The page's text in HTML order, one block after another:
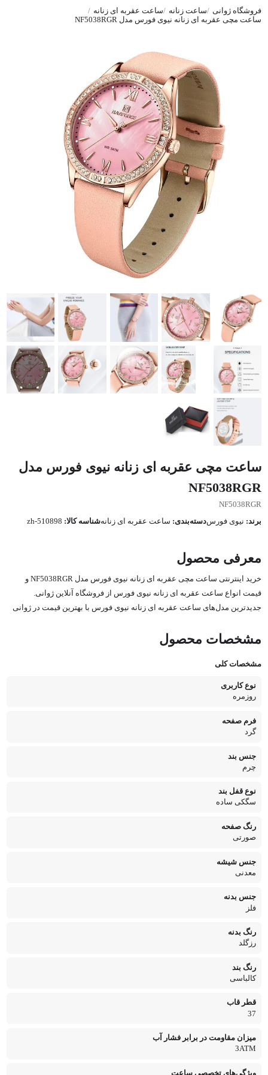
فروشگاه ژوانی ساعت زنانه
ساعت عقربه ای زنانه
ساعت مچی عقربه ای زنانه نیوی فورس مدل NF5038RGR
ساعت مچی عقربه ای زنانه نیوی فورس مدل
NF5038RGR
NF5038RGR
برند: نیوی فورسدسته‌بندی: ساعت عقربه ای زنانهشناسه کالا: zh-510898
معرفی محصول
خرید اینترنتی ساعت مچی عقربه ای زنانه نیوی فورس مدل NF5038RGR و
قیمت انواع ساعت عقربه ای زنانه نیوی فورس از فروشگاه آنلاین ژوانی.
جدیدترین مدل‌های ساعت عقربه ای زنانه نیوی فورس با بهترین قیمت در ژوانی
مشخصات محصول
مشخصات کلی
نوع کاربری
روزمره
فرم صفحه
گرد
جنس بند
چرم
نوع قفل بند
سگکی ساده
رنگ صفحه
صورتی
جنس شیشه
معدنی
جنس بدنه
فلز
رنگ بدنه
رزگلد
رنگ بند
کالباسی
قطر قاب
37
میزان مقاومت در برابر فشار آب
3ATM
ویژگی‌های تخصصی ساعت